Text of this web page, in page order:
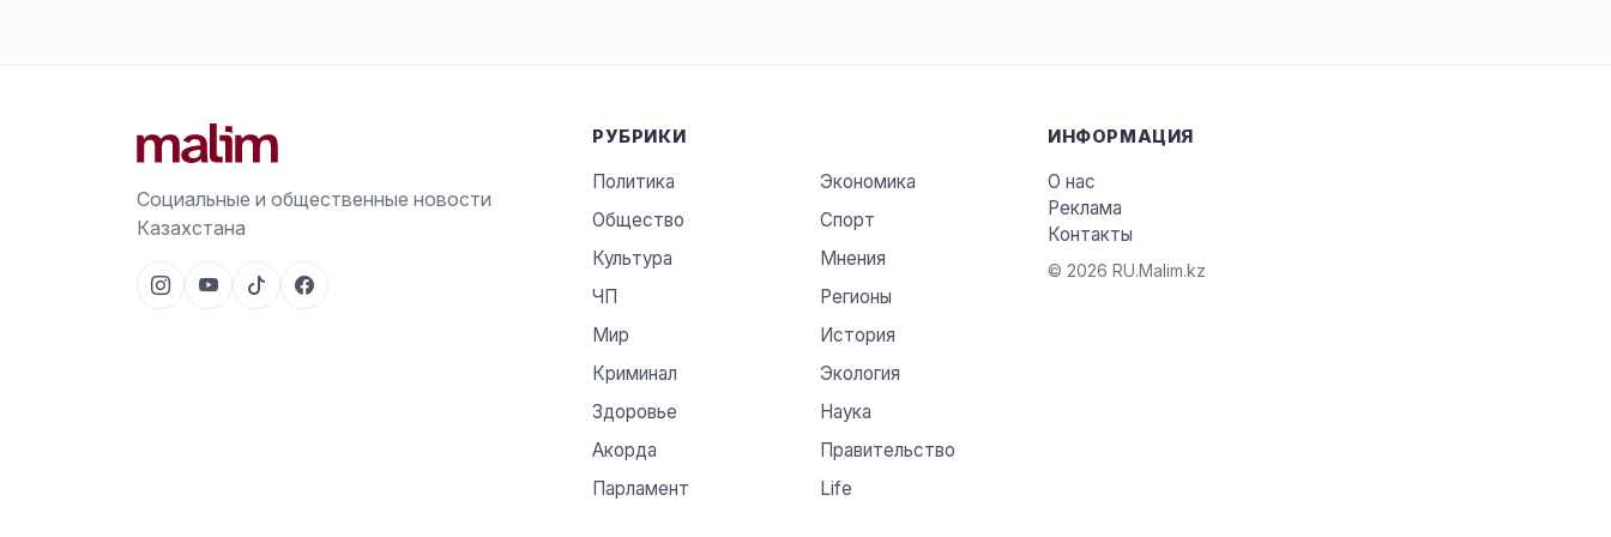
Социальные и общественные новости
Казахстана
РУБРИКИ
Политика
Экономика
Общество
Спорт
Культура
Мнения
ЧП
Регионы
Мир
История
Криминал
Экология
Здоровье
Наука
Акорда
Правительство
Парламент
Life
ИНФОРМАЦИЯ
О нас
Реклама
Контакты
© 2026 RU.Malim.kz